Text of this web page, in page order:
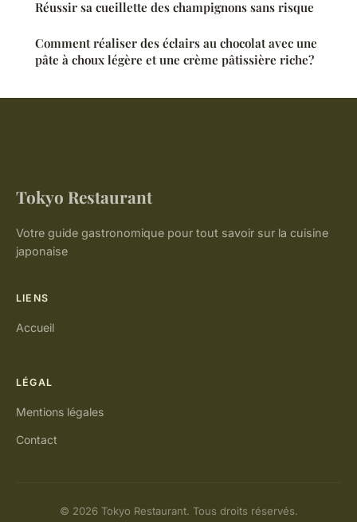
Réussir sa cueillette des champignons sans risque
Comment réaliser des éclairs au chocolat avec une
pâte à choux légère et une crème pâtissière riche?
Tokyo Restaurant
Votre guide gastronomique pour tout savoir sur la cuisine
japonaise
LIENS
Accueil
LÉGAL
Mentions légales
Contact
© 2026 Tokyo Restaurant. Tous droits réservés.